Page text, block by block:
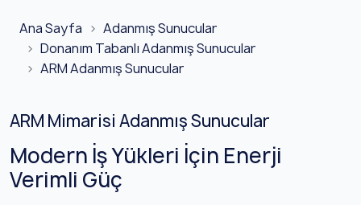
Ana Sayfa
Adanmış Sunucular
Donanım Tabanlı Adanmış Sunucular
ARM Adanmış Sunucular
ARM Mimarisi Adanmış Sunucular
Modern İş Yükleri İçin Enerji
Verimli Güç